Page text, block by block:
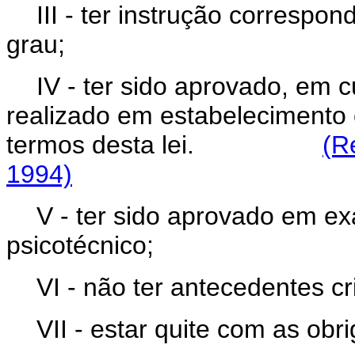
III - ter instrução
grau;
IV - ter sido aprovado, em
realizado em
termos desta lei.
1994)
V - ter sido aprovado em
psicotécnico;
VI - não ter antecedentes
VII - estar quite com as